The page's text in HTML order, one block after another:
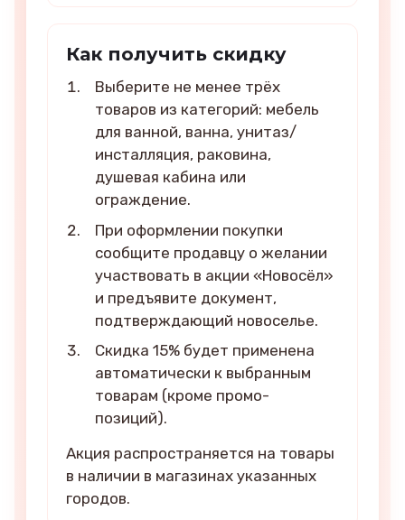
Как получить скидку
Выберите не менее трёх
товаров из категорий: мебель
для ванной, ванна, унитаз/
инсталляция, раковина,
душевая кабина или
ограждение.
При оформлении покупки
сообщите продавцу о желании
участвовать в акции «Новосёл»
и предъявите документ,
подтверждающий новоселье.
Скидка 15% будет применена
автоматически к выбранным
товарам (кроме промо-
позиций).
Акция распространяется на товары
в наличии в магазинах указанных
городов.